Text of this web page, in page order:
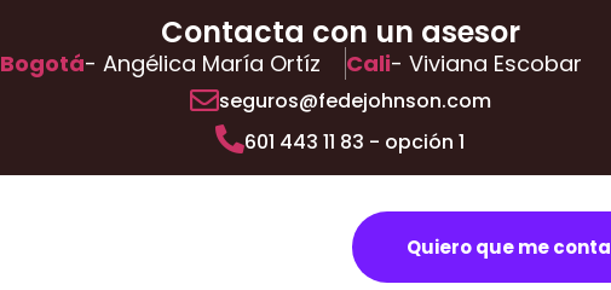
Contacta con un asesor
Bogotá- Angélica María Ortíz Cali- Viviana Escobar
seguros@fedejohnson.com
601 443 11 83 - opción 1
Quiero que me